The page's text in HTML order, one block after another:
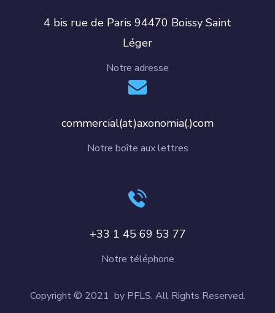
4 bis rue de Paris 94470 Boissy Saint
Léger
Notre adresse
commercial(at)axonomia(.)com
Notre boîte aux lettres
+33 1 45 69 53 77
Notre téléphone
Copyright © 2021 by PFLS. All Rights Reserved.